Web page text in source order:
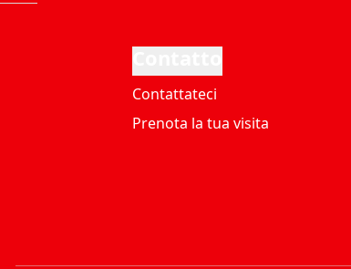
Contattateci
Prenota la tua visita